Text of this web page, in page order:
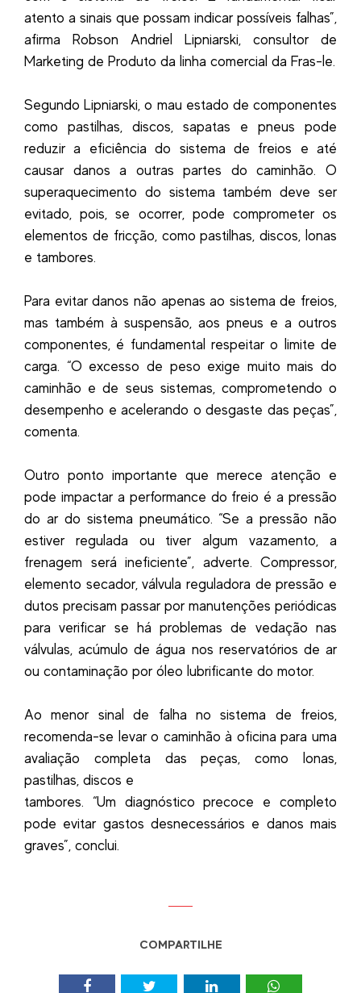
atento a sinais que possam indicar possíveis falhas”,
afirma Robson Andriel Lipniarski, consultor de
Marketing de Produto da linha comercial da Fras-le.
Segundo Lipniarski, o mau estado de componentes
como pastilhas, discos, sapatas e pneus pode
reduzir a eficiência do sistema de freios e até
causar danos a outras partes do caminhão. O
superaquecimento do sistema também deve ser
evitado, pois, se ocorrer, pode comprometer os
elementos de fricção, como pastilhas, discos, lonas
e tambores.
Para evitar danos não apenas ao sistema de freios,
mas também à suspensão, aos pneus e a outros
componentes, é fundamental respeitar o limite de
carga. “O excesso de peso exige muito mais do
caminhão e de seus sistemas, comprometendo o
desempenho e acelerando o desgaste das peças”,
comenta.
Outro ponto importante que merece atenção e
pode impactar a performance do freio é a pressão
do ar do sistema pneumático. “Se a pressão não
estiver regulada ou tiver algum vazamento, a
frenagem será ineficiente”, adverte. Compressor,
elemento secador, válvula reguladora de pressão e
dutos precisam passar por manutenções periódicas
para verificar se há problemas de vedação nas
válvulas, acúmulo de água nos reservatórios de ar
ou contaminação por óleo lubrificante do motor.
Ao menor sinal de falha no sistema de freios,
recomenda-se levar o caminhão à oficina para uma
avaliação completa das peças, como lonas,
pastilhas, discos e
tambores. “Um diagnóstico precoce e completo
pode evitar gastos desnecessários e danos mais
graves”, conclui.
COMPARTILHE